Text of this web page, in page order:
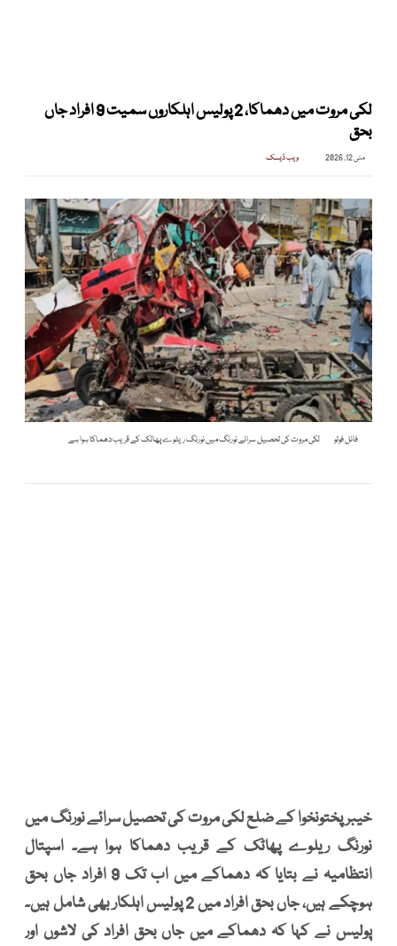
لکی مروت میں دھماکا، 2 پولیس اہلکاروں سمیت 9 افراد جاں
بحق
مئی 12, 2026 ویب ڈیسک
فائل فوٹو لکی مروت کی تحصیل سرائے نورنگ میں نورنگ ریلوے پھاٹک کے قریب دھماکا ہوا ہے
خیبرپختونخوا کے ضلع لکی مروت کی تحصیل سرائے نورنگ میں
نورنگ ریلوے پھاٹک کے قریب دھماکا ہوا ہے۔ اسپتال
انتظامیہ نے بتایا کہ دھماکے میں اب تک 9 افراد جاں بحق
ہوچکے ہیں، جاں بحق افراد میں 2 پولیس اہلکار بھی شامل ہیں۔
پولیس نے کہا کہ دھماکے میں جاں بحق افراد کی لاشوں اور